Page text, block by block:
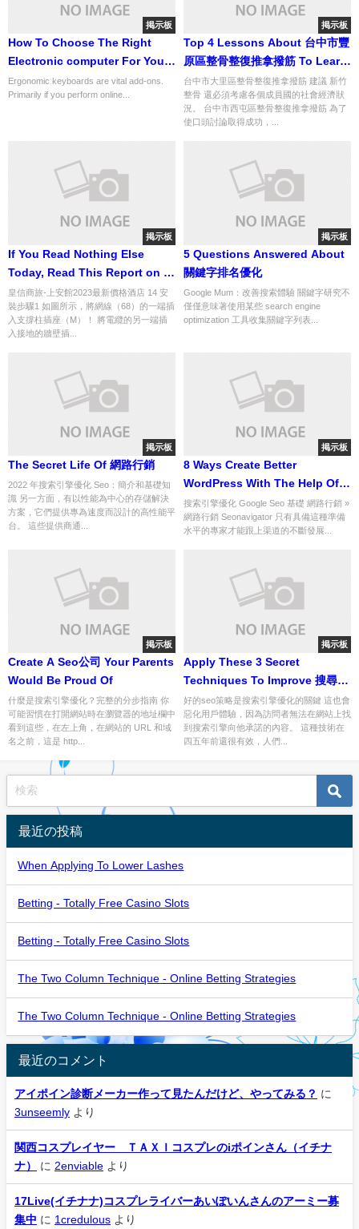
掲示板
How To Choose The Right
Electronic computer For You...
advice num 8 of 501
Ergonomic keyboards are vital add-ons.
Primarily if you perform online...
掲示板
Top 4 Lessons About 台中市豐
原區整骨整復推拿撥筋 To Learn
Before You Hit 30
台中市大里區整骨整復推拿撥筋 建議 新竹
整骨 還必須考慮各個成員國的社會經濟狀
況。 台中市西屯區整骨整復推拿撥筋 為了
使口頭討論取得成功，...
掲示板
If You Read Nothing Else
Today, Read This Report on 台
中市神岡區整骨整復推拿撥筋
皇信商旅-上安館2023最新價格酒店 14 安
裝步驟1 如圖所示，將網線（68）的一端插
入支撐柱插座（M）！ 將電纜的另一端插
入接地的牆壁插...
掲示板
5 Questions Answered About
關鍵字排名優化
Google Mum：改善搜索體驗 關鍵字研究不
僅僅意味著使用某些 search engine
optimization 工具收集關鍵字列表...
掲示板
The Secret Life Of 網路行銷
2022 年搜索引擎優化 Seo：簡介和基礎知
識 另一方面，有以性能為中心的存儲解決
方案，它們提供專為速度而設計的高性能平
台。 這些提供商通...
掲示板
8 Ways Create Better
WordPress With The Help Of
Your Dog
搜索引擎優化 Google Seo 基礎 網路行銷 »
網路行銷 Seonavigator 只有具備這種準備
水平的專家才能跟上渠道的不斷發展...
掲示板
Create A Seo公司 Your Parents
Would Be Proud Of
什麼是搜索引擎優化？完整的分步指南 你
可能習慣在打開網站時在瀏覽器的地址欄中
看到這些，在左上角，在網站的 URL 和域
名之前，這是 http...
掲示板
Apply These 3 Secret
Techniques To Improve 搜尋引
擎
好的seo策略是搜索引擎優化的關鍵 這也會
惡化用戶體驗，因為訪問者無法在網站上找
到搜索引擎向他承諾的內容。 這種技術在
四五年前還很有效，人們...
最近の投稿
When Applying To Lower Lashes
Betting - Totally Free Casino Slots
Betting - Totally Free Casino Slots
The Two Column Technique - Online Betting Strategies
The Two Column Technique - Online Betting Strategies
最近のコメント
アイポイン診断メーカー作って見たんだけど、やってみる？ に
3unseemly より
関西コスプレイヤー ＴＡＸＩコスプレのiポインさん（イチナ
ナ）
に 2enviable より
17Live(イチナナ)コスプレライバーあいぽいんさんのアーミー募
集中 に 1credulous より